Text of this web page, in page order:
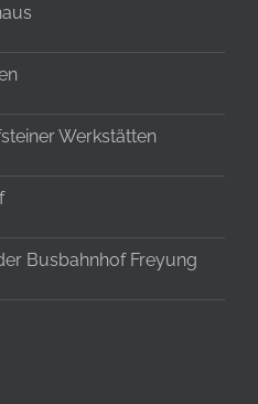
Werkstätten
Busbahnhof Freyung